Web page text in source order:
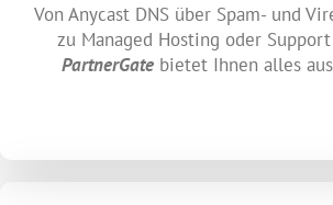
Von Anycast DNS über Spam- und
zu Managed Hosting oder
PartnerGate bietet Ihnen alles